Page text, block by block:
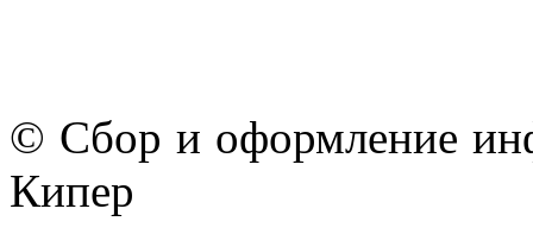
© Сбор и оформление
Кипер